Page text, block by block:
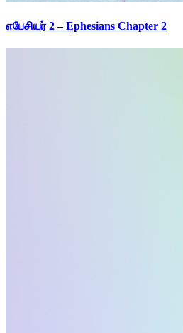
எபேசியர் 2 – Ephesians Chapter 2